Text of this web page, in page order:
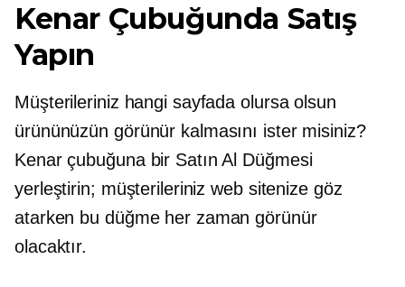
Kenar Çubuğunda Satış
Yapın
Müşterileriniz hangi sayfada olursa olsun
ürününüzün görünür kalmasını ister misiniz?
Kenar çubuğuna bir Satın Al Düğmesi
yerleştirin; müşterileriniz web sitenize göz
atarken bu düğme her zaman görünür
olacaktır.